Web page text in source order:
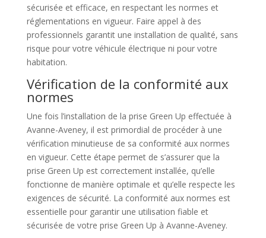
sécurisée et efficace, en respectant les normes et
réglementations en vigueur. Faire appel à des
professionnels garantit une installation de qualité, sans
risque pour votre véhicule électrique ni pour votre
habitation.
Vérification de la conformité aux
normes
Une fois l’installation de la prise Green Up effectuée à
Avanne-Aveney, il est primordial de procéder à une
vérification minutieuse de sa conformité aux normes
en vigueur. Cette étape permet de s’assurer que la
prise Green Up est correctement installée, qu’elle
fonctionne de manière optimale et qu’elle respecte les
exigences de sécurité. La conformité aux normes est
essentielle pour garantir une utilisation fiable et
sécurisée de votre prise Green Up à Avanne-Aveney.